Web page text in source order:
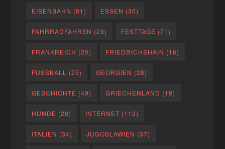
EISENBAHN (81) ESSEN (30)
FAHRRADFAHREN (29) FESTTAGE (71)
FRANKREICH (20) FRIEDRICHSHAIN (16)
FUSSBALL (25) GEORGIEN (28)
GESCHICHTE (49) GRIECHENLAND (18)
HUNDE (28) INTERNET (112)
ITALIEN (34) JUGOSLAWIEN (37)